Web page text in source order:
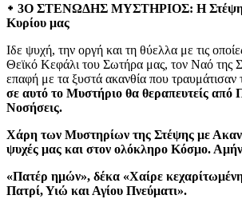
᛭ 3Ο ΣΤΕΝΩΔΗΣ ΜΥΣΤΗΡΙΟΣ: Η Στέψη
Κυρίου μας
Ιδε ψυχή, την οργή και τη θύελλα με τις
Θεϊκό Κεφάλι του Σωτήρα μας, τον Ναό της
επαφή με τα ξυστά ακανθία που
σε αυτό το Μυστήριο θα θεραπευτείς από
Νοσήσεις.
Χάρη των Μυστηρίων της Στέψης με
ψυχές μας και στον ολόκληρο Κόσμο.
«Πατέρ ημών», δέκα «Χαίρε
Πατρί, Υιώ και Αγίου Πνεύματι».